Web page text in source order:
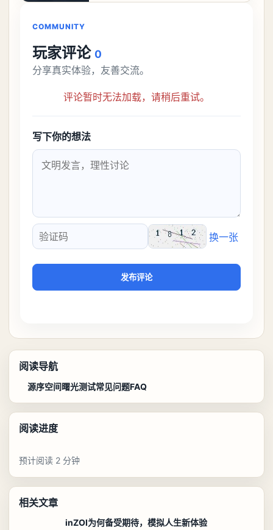
COMMUNITY
玩家评论 0
分享真实体验，友善交流。
评论暂时无法加载，请稍后重试。
写下你的想法
验证码
换一张
发布评论
阅读导航
源序空间曙光测试常见问题FAQ
阅读进度
预计阅读 2 分钟
相关文章
inZOI为何备受期待，模拟人生新体验